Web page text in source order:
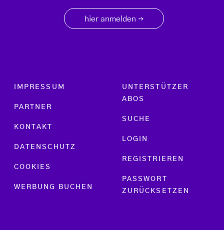
hier anmelden →
Footer menu
IMPRESSUM
PARTNER
KONTAKT
DATENSCHUTZ
COOKIES
WERBUNG BUCHEN
UNTERSTÜTZER
ABOS
SUCHE
LOGIN
REGISTRIEREN
PASSWORT
ZURÜCKSETZEN